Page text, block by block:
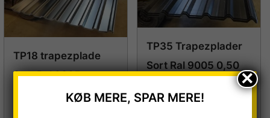
TP18 trapezplade
Sort Ral 9005, m.
TP35 Trapezplader
Sort Ral 9005 0,50
meter
KØB MERE, SPAR MERE!
×